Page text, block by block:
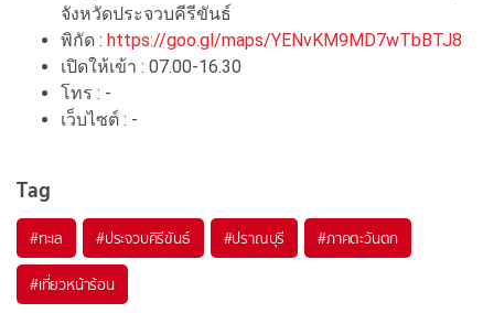
จังหวัดประจวบคีรีขันธ์
พิกัด : https://goo.gl/maps/YENvKM9MD7wTbBTJ8
เปิดให้เข้า : 07.00-16.30
โทร : -
เว็บไซต์ : -
Tag
#ทะเล #ประจวบคิรีขันธ์ #ปราณบุรี #ภาคตะวันตก
#เที่ยวหน้าร้อน